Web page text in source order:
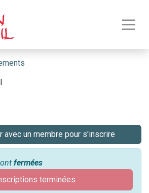
avec un membre pour s'inscrire
fermées
terminées